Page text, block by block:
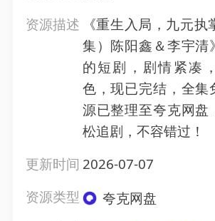
资源描述
《重生入局，九元
集）陈阳鑫＆李宇清
的短剧，剧情紧凑
色，现已完结，全集
源已整理至夸克网盘
松追剧，不容错过！
更新时间 2026-07-07
资源类型
夸克网盘